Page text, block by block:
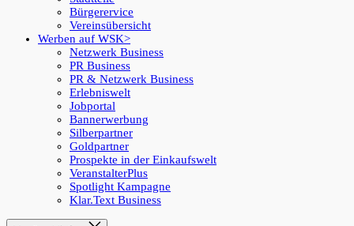
Bürgerervice
Vereinsübersicht
Werben auf WSK
Netzwerk Business
PR Business
PR & Netzwerk Business
Erlebniswelt
Jobportal
Bannerwerbung
Silberpartner
Goldpartner
Prospekte in der Einkaufswelt
VeranstalterPlus
Spotlight Kampagne
Klar.Text Business